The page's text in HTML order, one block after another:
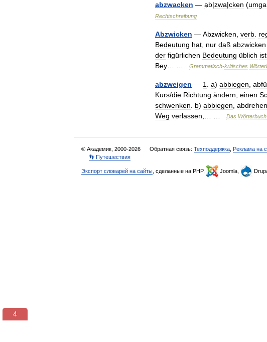
abzwacken — ạb|zwa|cken (
Rechtschreibung
Abzwicken —Abzwicken verb
Bedeutung hat nur daß abzwicken
der figürlichen Bedeutung üblich ist
Bey
Grammatisch-kritisches
abzweigen — 1 a) abbiegen
Kurs/die Richtung ändern einen
schwenken
b) abbiegen abdrehen
Weg verlassen Das Wörterbuch
© Академик, 2000-2026 Обратная связь: Техподдержка Реклама на
👣 Путешествия
Экспорт словарей на сайты , сделанные на PHP, Joomla,
3